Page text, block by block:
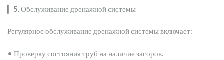
5.Обслуживание дренажной системы
Регулярное обслуживание дренажной системы включает:
• Проверку состояния труб на наличие засоров.